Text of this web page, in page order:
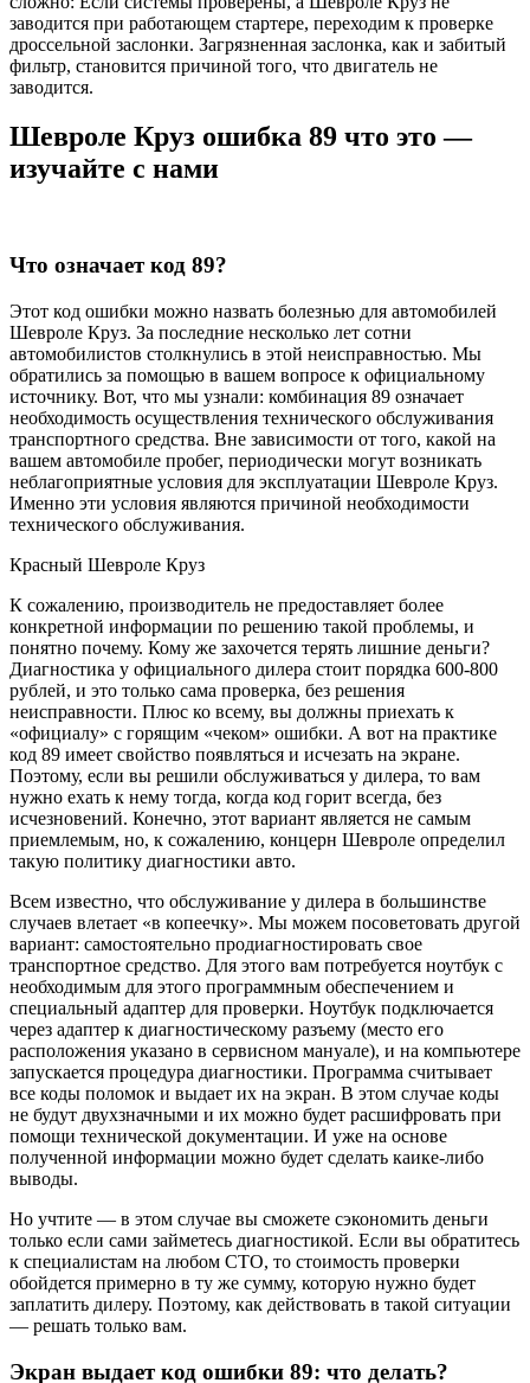
заводится при работающем стартере, переходим к проверке
дроссельной заслонки. Загрязненная заслонка, как и забитый
фильтр, становится причиной того, что двигатель не
заводится.
Шевроле Круз ошибка 89 что это —
изучайте с нами
Что означает код 89?
Этот код ошибки можно назвать болезнью для автомобилей
Шевроле Круз. За последние несколько лет сотни
автомобилистов столкнулись в этой неисправностью. Мы
обратились за помощью в вашем вопросе к официальному
источнику. Вот, что мы узнали: комбинация 89 означает
необходимость осуществления технического обслуживания
транспортного средства. Вне зависимости от того, какой на
вашем автомобиле пробег, периодически могут возникать
неблагоприятные условия для эксплуатации Шевроле Круз.
Именно эти условия являются причиной необходимости
технического обслуживания.
Красный Шевроле Круз
К сожалению, производитель не предоставляет более
конкретной информации по решению такой проблемы, и
понятно почему. Кому же захочется терять лишние деньги?
Диагностика у официального дилера стоит порядка 600-800
рублей, и это только сама проверка, без решения
неисправности. Плюс ко всему, вы должны приехать к
«официалу» с горящим «чеком» ошибки. А вот на практике
код 89 имеет свойство появляться и исчезать на экране.
Поэтому, если вы решили обслуживаться у дилера, то вам
нужно ехать к нему тогда, когда код горит всегда, без
исчезновений. Конечно, этот вариант является не самым
приемлемым, но, к сожалению, концерн Шевроле определил
такую политику диагностики авто.
Всем известно, что обслуживание у дилера в большинстве
случаев влетает «в копеечку». Мы можем посоветовать другой
вариант: самостоятельно продиагностировать свое
транспортное средство. Для этого вам потребуется ноутбук с
необходимым для этого программным обеспечением и
специальный адаптер для проверки. Ноутбук подключается
через адаптер к диагностическому разъему (место его
расположения указано в сервисном мануале), и на компьютере
запускается процедура диагностики. Программа считывает
все коды поломок и выдает их на экран. В этом случае коды
не будут двухзначными и их можно будет расшифровать при
помощи технической документации. И уже на основе
полученной информации можно будет сделать каике-либо
выводы.
Но учтите — в этом случае вы сможете сэкономить деньги
только если сами займетесь диагностикой. Если вы обратитесь
к специалистам на любом СТО, то стоимость проверки
обойдется примерно в ту же сумму, которую нужно будет
заплатить дилеру. Поэтому, как действовать в такой ситуации
— решать только вам.
Экран выдает код ошибки 89: что делать?